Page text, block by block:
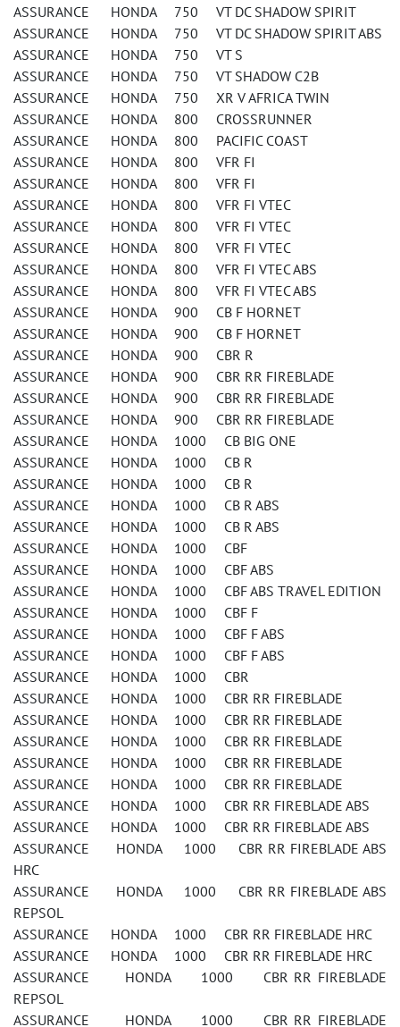
ASSURANCE HONDA 750 VT DC SHADOW SPIRIT
ASSURANCE HONDA 750 VT DC SHADOW SPIRIT ABS
ASSURANCE HONDA 750 VT S
ASSURANCE HONDA 750 VT SHADOW C2B
ASSURANCE HONDA 750 XR V AFRICA TWIN
ASSURANCE HONDA 800 CROSSRUNNER
ASSURANCE HONDA 800 PACIFIC COAST
ASSURANCE HONDA 800 VFR FI
ASSURANCE HONDA 800 VFR FI
ASSURANCE HONDA 800 VFR FI VTEC
ASSURANCE HONDA 800 VFR FI VTEC
ASSURANCE HONDA 800 VFR FI VTEC
ASSURANCE HONDA 800 VFR FI VTEC ABS
ASSURANCE HONDA 800 VFR FI VTEC ABS
ASSURANCE HONDA 900 CB F HORNET
ASSURANCE HONDA 900 CB F HORNET
ASSURANCE HONDA 900 CBR R
ASSURANCE HONDA 900 CBR RR FIREBLADE
ASSURANCE HONDA 900 CBR RR FIREBLADE
ASSURANCE HONDA 900 CBR RR FIREBLADE
ASSURANCE HONDA 1000 CB BIG ONE
ASSURANCE HONDA 1000 CB R
ASSURANCE HONDA 1000 CB R
ASSURANCE HONDA 1000 CB R ABS
ASSURANCE HONDA 1000 CB R ABS
ASSURANCE HONDA 1000 CBF
ASSURANCE HONDA 1000 CBF ABS
ASSURANCE HONDA 1000 CBF ABS TRAVEL EDITION
ASSURANCE HONDA 1000 CBF F
ASSURANCE HONDA 1000 CBF F ABS
ASSURANCE HONDA 1000 CBF F ABS
ASSURANCE HONDA 1000 CBR
ASSURANCE HONDA 1000 CBR RR FIREBLADE
ASSURANCE HONDA 1000 CBR RR FIREBLADE
ASSURANCE HONDA 1000 CBR RR FIREBLADE
ASSURANCE HONDA 1000 CBR RR FIREBLADE
ASSURANCE HONDA 1000 CBR RR FIREBLADE
ASSURANCE HONDA 1000 CBR RR FIREBLADE ABS
ASSURANCE HONDA 1000 CBR RR FIREBLADE ABS
ASSURANCE HONDA 1000 CBR RR FIREBLADE ABS
HRC
ASSURANCE HONDA 1000 CBR RR FIREBLADE ABS
REPSOL
ASSURANCE HONDA 1000 CBR RR FIREBLADE HRC
ASSURANCE HONDA 1000 CBR RR FIREBLADE HRC
ASSURANCE HONDA 1000 CBR RR FIREBLADE
REPSOL
ASSURANCE HONDA 1000 CBR RR FIREBLADE